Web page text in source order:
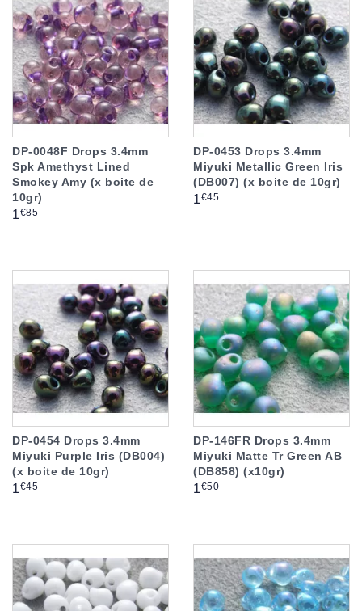
DP-0048F Drops 3.4mm
Spk Amethyst Lined
Smokey Amy (x boite de
10gr)
Prix
1€85
DP-0453 Drops 3.4mm
Miyuki Metallic Green Iris
(DB007) (x boite de 10gr)
Prix
1€45
DP-0454 Drops 3.4mm
Miyuki Purple Iris (DB004)
(x boite de 10gr)
Prix
1€45
DP-146FR Drops 3.4mm
Miyuki Matte Tr Green AB
(DB858) (x10gr)
Prix
1€50